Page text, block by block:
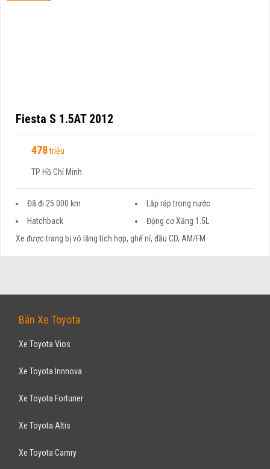
Fiesta S 1.5AT 2012
478triệu
TP Hồ Chí Minh
Đã đi 25.000 km
Lắp ráp trong nước
Hatchback
Động cơ Xăng 1.5L
Xe được trang bị vô lăng tích hợp, ghế nỉ, đầu CD, AM/FM
Bán Xe Toyota
Xe Toyota Vios
Xe Toyota Innnova
Xe Toyota Fortuner
Xe Toyota Altis
Xe Toyota Camry